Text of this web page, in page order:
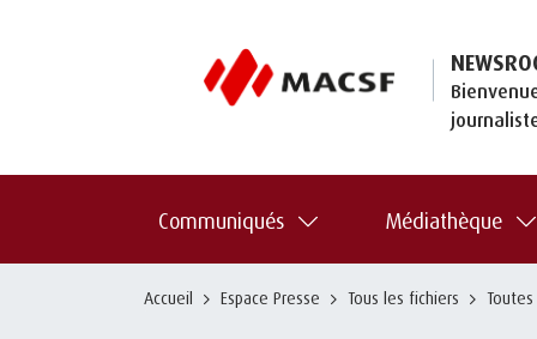
Communiqués Médiathèque
Accueil Espace Presse Tous les fichiers